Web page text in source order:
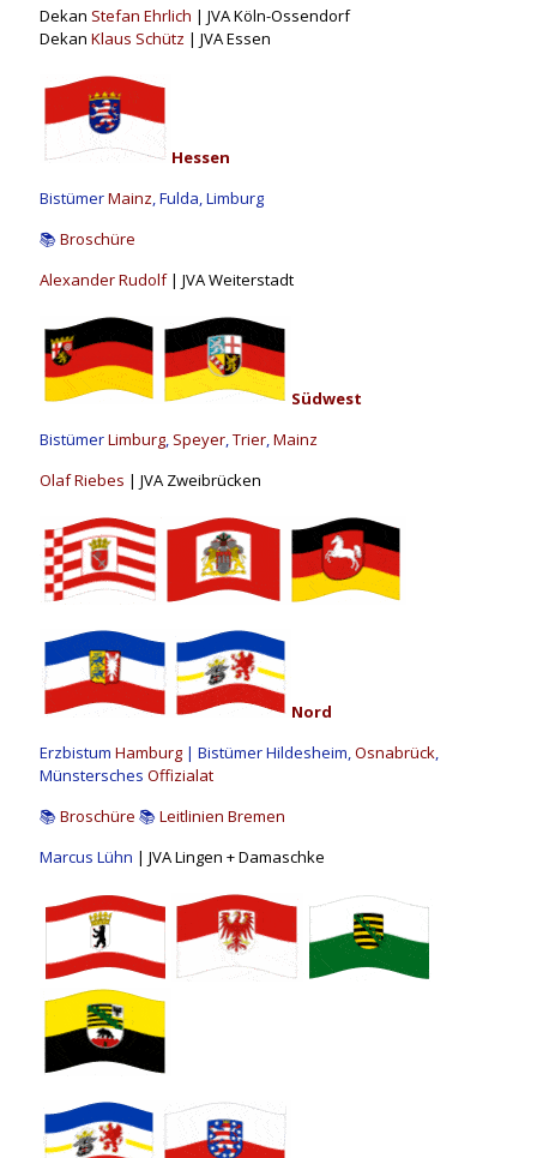
Dekan Stefan Ehrlich | JVA Köln-Ossendorf
Dekan Klaus Schütz | JVA Essen
Hessen
BistümerMainz, Fulda, Limburg
📚Broschüre
Alexander Rudolf| JVA Weiterstadt
Südwest
BistümerLimburg, Speyer,Trier,Mainz
Olaf Riebes | JVA Zweibrücken
Nord
Erzbistum Hamburg | Bistümer Hildesheim,Osnabrück,
Münstersches Offizialat
📚Broschüre 📚Leitlinien Bremen
Marcus Lühn | JVA Lingen + Damaschke